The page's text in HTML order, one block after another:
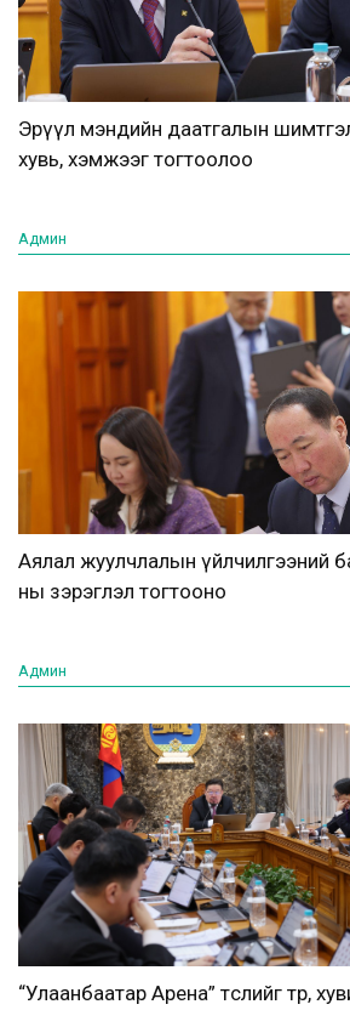
Эрүүл мэндийн даатгалын
хувь, хэмжээг тогтоолоо
Админ
Аялал жуулчлалын үйлчилгээний
ны зэрэглэл тогтооно
Админ
“Улаанбаатар Арена” төслийг төр,